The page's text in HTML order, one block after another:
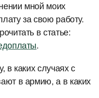
мной моих
за свою работу.
в статье:
.
в каких случаях с
в армию, а в каких